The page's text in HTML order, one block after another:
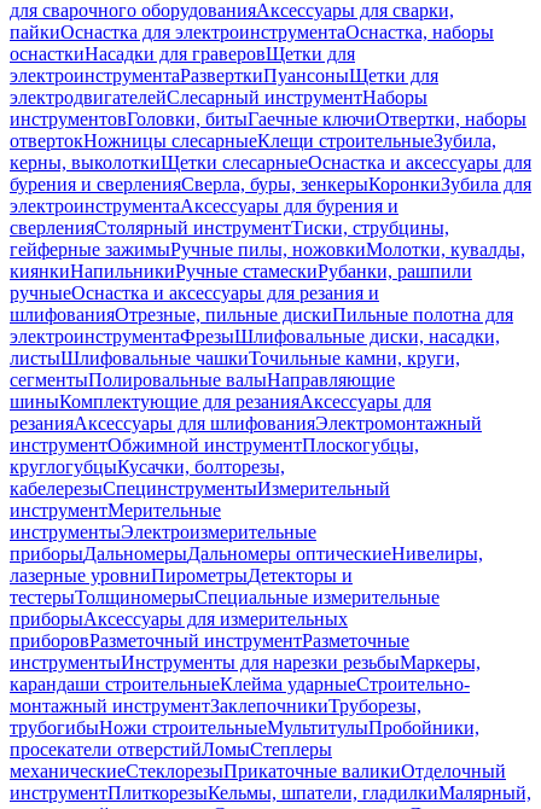
для сварочного оборудованияАксессуары для сварки,
пайкиОснастка для электроинструментаОснастка, наборы
оснасткиНасадки для граверовЩетки для
электроинструментаРазверткиПуансоныЩетки для
электродвигателейСлесарный инструментНаборы
инструментовГоловки, битыГаечные ключиОтвертки, наборы
отвертокНожницы слесарныеКлещи строительныеЗубила,
керны, выколоткиЩетки слесарныеОснастка и аксессуары для
бурения и сверленияСверла, буры, зенкерыКоронкиЗубила для
электроинструментаАксессуары для бурения и
сверленияСтолярный инструментТиски, струбцины,
гейферные зажимыРучные пилы, ножовкиМолотки, кувалды,
киянкиНапильникиРучные стамескиРубанки, рашпили
ручныеОснастка и аксессуары для резания и
шлифованияОтрезные, пильные дискиПильные полотна для
электроинструментаФрезыШлифовальные диски, насадки,
листыШлифовальные чашкиТочильные камни, круги,
сегментыПолировальные валыНаправляющие
шиныКомплектующие для резанияАксессуары для
резанияАксессуары для шлифованияЭлектромонтажный
инструментОбжимной инструментПлоскогубцы,
круглогубцыКусачки, болторезы,
кабелерезыСпецинструментыИзмерительный
инструментМерительные
инструментыЭлектроизмерительные
приборыДальномерыДальномеры оптическиеНивелиры,
лазерные уровниПирометрыДетекторы и
тестерыТолщиномерыСпециальные измерительные
приборыАксессуары для измерительных
приборовРазметочный инструментРазметочные
инструментыИнструменты для нарезки резьбыМаркеры,
карандаши строительныеКлейма ударныеСтроительно-
монтажный инструментЗаклепочникиТруборезы,
трубогибыНожи строительныеМультитулыПробойники,
просекатели отверстийЛомыСтеплеры
механическиеСтеклорезыПрикаточные валикиОтделочный
инструментПлиткорезыКельмы, шпатели, гладилкиМалярный,